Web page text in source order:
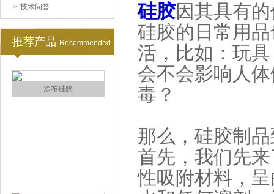
> 技术问答
推荐产品 Recommended
眼镜鼻托专用注射硅胶
硅胶因其具有
硅胶的日常用
活，比如：玩
会不会影响人
毒？
那么，硅胶制
首先，我们先
性吸附材料，